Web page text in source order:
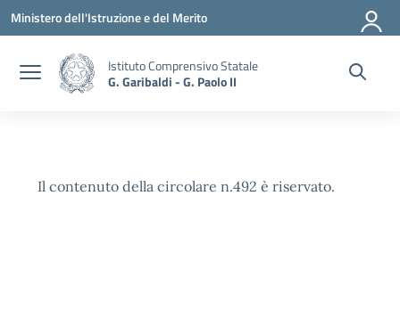
Vai ai contenuti
Vai al menu di navigazione
Vai al footer
Ministero dell'Istruzione e del Merito
Istituto Comprensivo Statale
G. Garibaldi - G. Paolo II
Il contenuto della circolare n.492 è riservato.